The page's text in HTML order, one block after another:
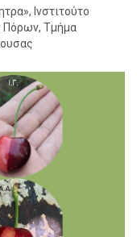
Ινστιτούτο
Πόρων, Τμήμα